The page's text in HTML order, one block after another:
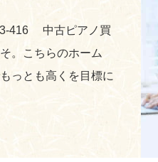
416 中古ピアノ買
。こちらのホーム
っとも高くを目標に